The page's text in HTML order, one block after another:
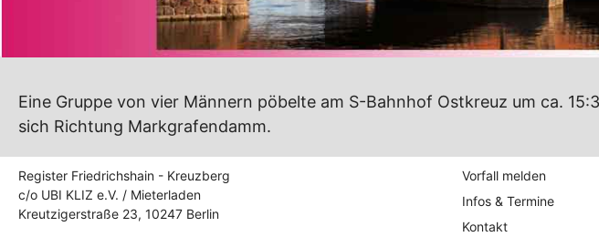
Eine Gruppe von vier Männern pöbelte am S-Bahnhof Ostkreuz um ca.
sich Richtung Markgrafendamm.
Register Friedrichshain - Kreuzberg
c/o UBI KLIZ e.V. / Mieterladen
Kreutzigerstraße 23, 10247 Berlin
Vorfall melden
Infos & Termine
Kontakt